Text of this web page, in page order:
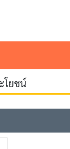
โยชน์